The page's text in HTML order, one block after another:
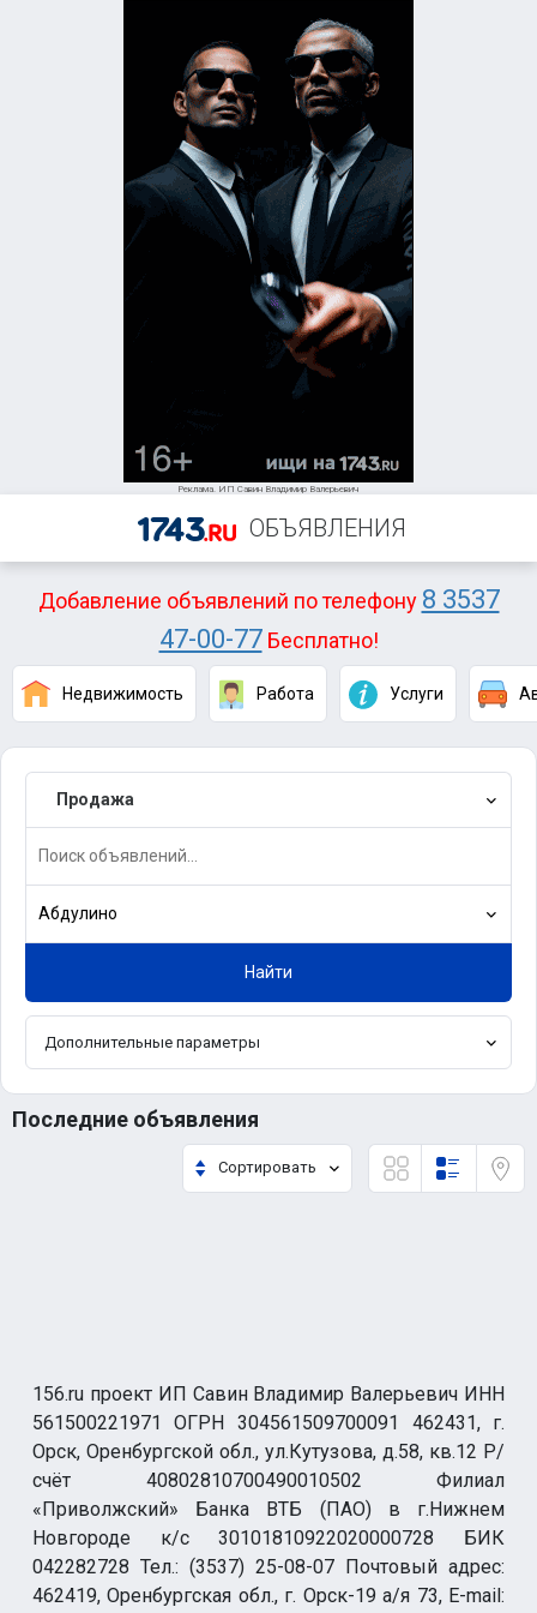
Реклама. ИП Савин Владимир Валерьевич
ОБЪЯВЛЕНИЯ
Добавление объявлений по телефону 8 3537
47-00-77Бесплатно!
Недвижимость Работа Услуги
Продажа
Абдулино
Найти
Дополнительные параметры
Последние объявления
Сортировать
156.ru проект ИП Савин Владимир Валерьевич ИНН
561500221971 ОГРН 304561509700091 462431, г.
Орск, Оренбургской обл., ул.Кутузова, д.58, кв.12 Р/
счёт 40802810700490010502 Филиал
«Приволжский» Банка ВТБ (ПАО) в г.Нижнем
Новгороде к/с 30101810922020000728 БИК
042282728 Тел.: (3537) 25-08-07 Почтовый адрес:
462419, Оренбургская обл., г. Орск-19 а/я 73, E-mail: